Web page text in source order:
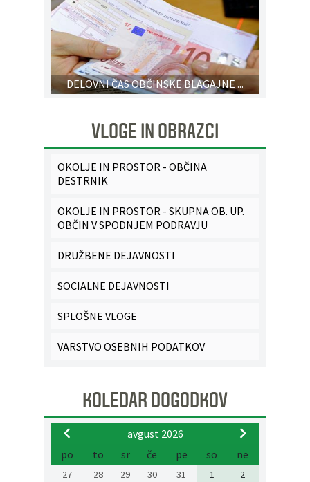
DELOVNI ČAS OBČINSKE BLAGAJNE ...
VLOGE IN OBRAZCI
OKOLJE IN PROSTOR - OBČINA
DESTRNIK
OKOLJE IN PROSTOR - SKUPNA OB. UP.
OBČIN V SPODNJEM PODRAVJU
DRUŽBENE DEJAVNOSTI
SOCIALNE DEJAVNOSTI
SPLOŠNE VLOGE
VARSTVO OSEBNIH PODATKOV
KOLEDAR DOGODKOV
avgust 2026
po
to sr če pe so ne
27 28 29 30 31 1
2